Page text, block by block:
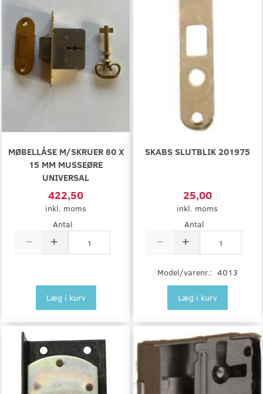
MØBELLÅSE M/SKRUER 80 X
15 MM MUSSEØRE
UNIVERSAL
422,50
inkl. moms
Antal
Læg i kurv
SKABS SLUTBLIK 201975
25,00
inkl. moms
Antal
Model/varenr.: 4013
Læg i kurv